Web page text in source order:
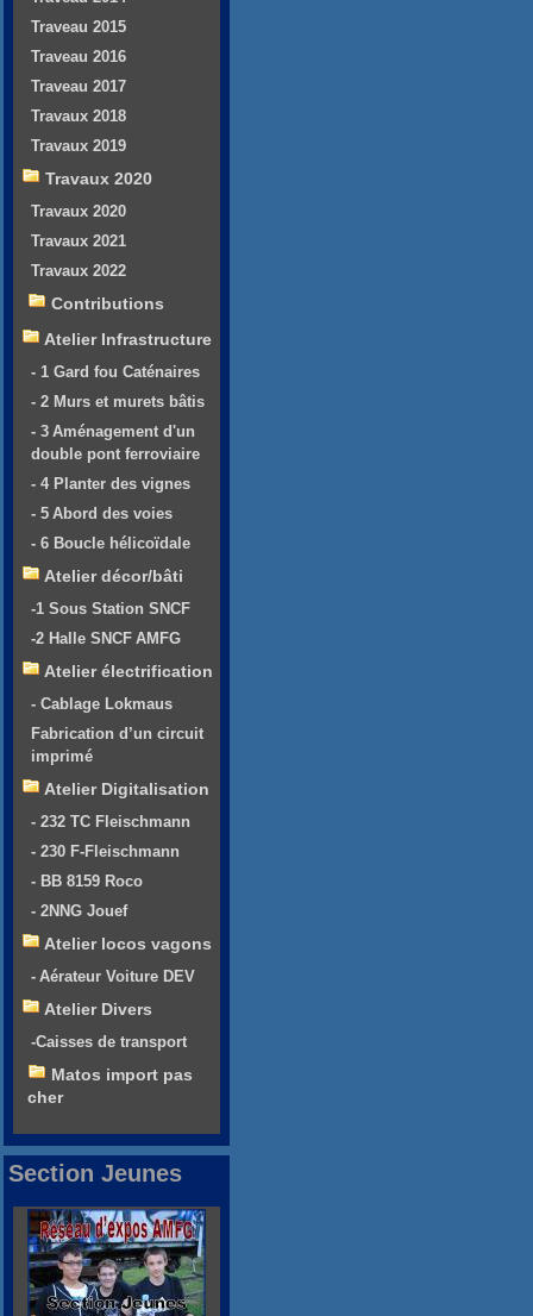
Traveau 2015
Traveau 2016
Traveau 2017
Travaux 2018
Travaux 2019
Travaux 2020
Travaux 2020
Travaux 2021
Travaux 2022
Contributions
Atelier Infrastructure
- 1 Gard fou Caténaires
- 2 Murs et murets bâtis
- 3 Aménagement d'un
double pont ferroviaire
- 4 Planter des vignes
- 5 Abord des voies
- 6 Boucle hélicoïdale
Atelier décor/bâti
-1 Sous Station SNCF
-2 Halle SNCF AMFG
Atelier électrification
- Cablage Lokmaus
Fabrication d’un circuit
imprimé
Atelier Digitalisation
- 232 TC Fleischmann
- 230 F-Fleischmann
- BB 8159 Roco
- 2NNG Jouef
Atelier locos vagons
- Aérateur Voiture DEV
Atelier Divers
-Caisses de transport
Matos import pas
cher
Section Jeunes